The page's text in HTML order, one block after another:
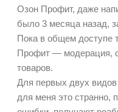
Озон Профит, даже
было 3 месяца назад,
Пока в общем доступе
Профит — модерация,
товаров.
Для первых двух
для меня это странно,